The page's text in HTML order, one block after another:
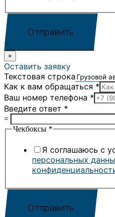
Отправить
×
Оставить заявку
Текстовая строка
Как к вам обращаться *
Ваш номер телефона *
Введите ответ *
=
Чекбоксы *
Я соглашаюсь с
персональных
Отправить